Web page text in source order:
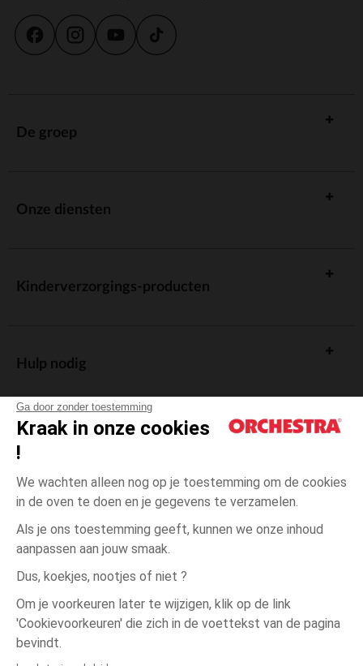
Ga door zonder toestemming
Kraak in onze cookies
!
We wachten alleen nog op je toestemming om de cookies
in de oven te doen en je gegevens te verzamelen.
Als je ons toestemming geeft, kunnen we onze inhoud
aanpassen aan jouw smaak.
Dus, koekjes, nootjes of niet ?
Om je voorkeuren later te wijzigen, klik op de link
'Cookievoorkeuren' die zich in de voettekst van de pagina
bevindt.
Roze Roze 1
De groep
Onze diensten
Kinderverzorgings-producten
Hulp nodig
Algemene verkoopsvoorwaarden
Wettelijke bepalingen
Persoonsgegevens